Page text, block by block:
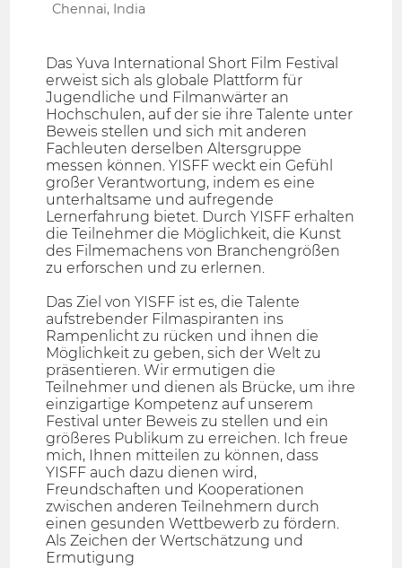
Chennai, India
Das Yuva International Short Film Festival
erweist sich als globale Plattform für
Jugendliche und Filmanwärter an
Hochschulen, auf der sie ihre Talente unter
Beweis stellen und sich mit anderen
Fachleuten derselben Altersgruppe
messen können. YISFF weckt ein Gefühl
großer Verantwortung, indem es eine
unterhaltsame und aufregende
Lernerfahrung bietet. Durch YISFF erhalten
die Teilnehmer die Möglichkeit, die Kunst
des Filmemachens von Branchengrößen
zu erforschen und zu erlernen.
Das Ziel von YISFF ist es, die Talente
aufstrebender Filmaspiranten ins
Rampenlicht zu rücken und ihnen die
Möglichkeit zu geben, sich der Welt zu
präsentieren. Wir ermutigen die
Teilnehmer und dienen als Brücke, um ihre
einzigartige Kompetenz auf unserem
Festival unter Beweis zu stellen und ein
größeres Publikum zu erreichen. Ich freue
mich, Ihnen mitteilen zu können, dass
YISFF auch dazu dienen wird,
Freundschaften und Kooperationen
zwischen anderen Teilnehmern durch
einen gesunden Wettbewerb zu fördern.
Als Zeichen der Wertschätzung und
Ermutigung